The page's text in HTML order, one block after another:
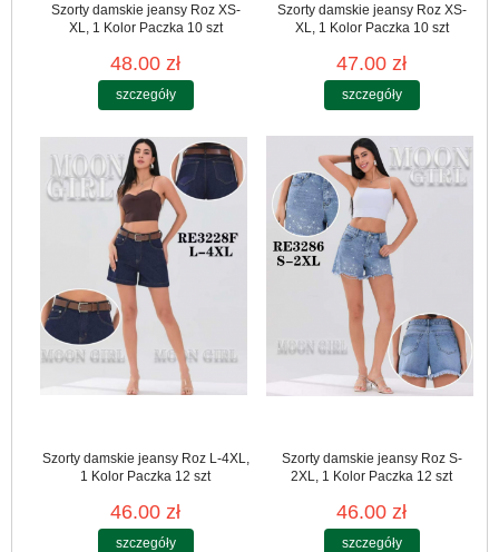
Szorty damskie jeansy Roz XS-
XL, 1 Kolor Paczka 10 szt
48.00 zł
szczegóły
Szorty damskie jeansy Roz XS-
XL, 1 Kolor Paczka 10 szt
47.00 zł
szczegóły
Szorty damskie jeansy Roz L-4XL,
1 Kolor Paczka 12 szt
46.00 zł
szczegóły
Szorty damskie jeansy Roz S-
2XL, 1 Kolor Paczka 12 szt
46.00 zł
szczegóły